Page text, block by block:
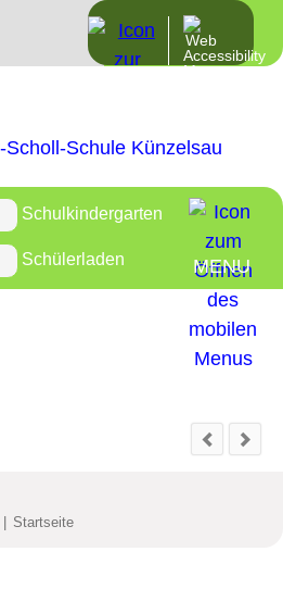
Schulkindergarten
Schülerladen MENU
Startseite